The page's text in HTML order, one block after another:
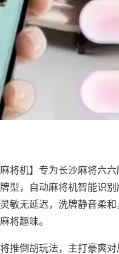
将机】专为长沙麻将六
型，自动麻将机智能识
敏无延迟，洗牌静音柔
将趣味。
推倒胡玩法，主打豪爽